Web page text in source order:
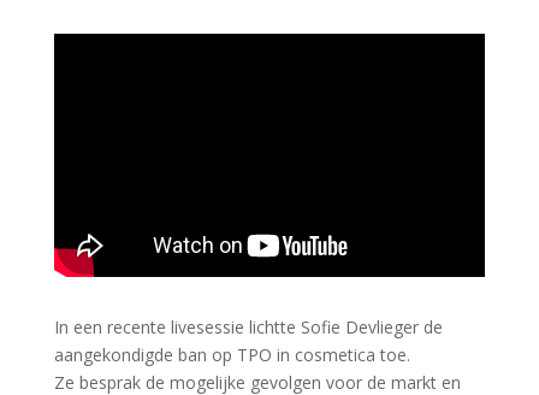
In een recente livesessie lichtte Sofie Devlieger de
aangekondigde ban op TPO in cosmetica toe.
Ze besprak de mogelijke gevolgen voor de markt en